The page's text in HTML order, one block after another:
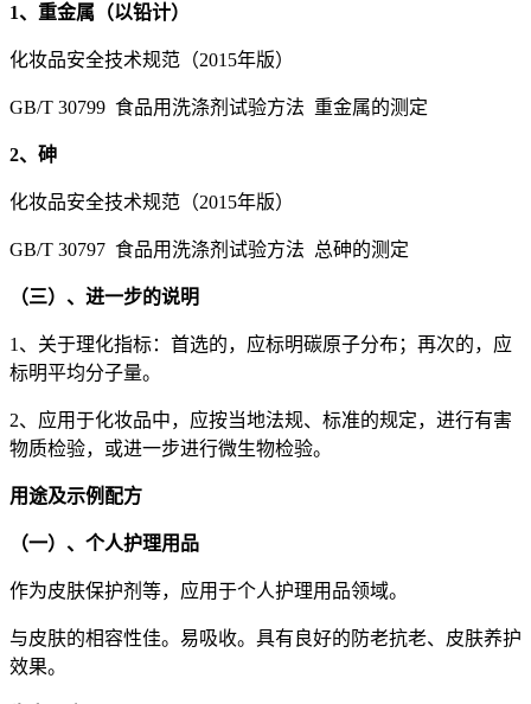
1、重金属（以铅计）
化妆品安全技术规范（2015年版）
GB/T 30799 食品用洗涤剂试验方法 重金属的测定
2、砷
化妆品安全技术规范（2015年版）
GB/T 30797 食品用洗涤剂试验方法 总砷的测定
（三）、进一步的说明
1、关于理化指标：首选的，应标明碳原子分布；再次的，应
标明平均分子量。
2、应用于化妆品中，应按当地法规、标准的规定，进行有害
物质检验，或进一步进行微生物检验。
用途及示例配方
（一）、个人护理用品
作为皮肤保护剂等，应用于个人护理用品领域。
与皮肤的相容性佳。易吸收。具有良好的防老抗老、皮肤养护
效果。